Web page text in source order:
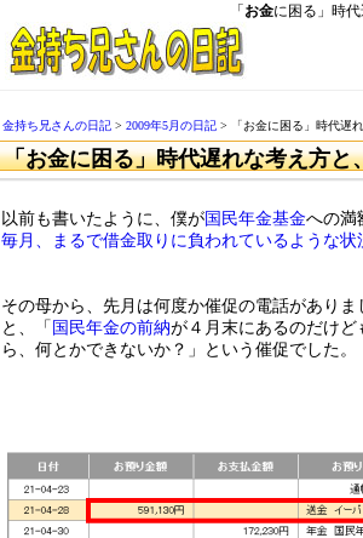
「 お金に困る」時
金持ち兄さんの日記 > 2009年5月の日記 > 「お金に困る」時代遅
「お金に困る」時代遅れな考え方と
以前も書いたように、僕が国民年金基金への満
毎月、まるで借金取りに負われているような状
その母から、先月は何度か催促の電話があり
と、「 国民年金の前納が４月末にあるのだけ
ら、何とかできないか？」という催促でした。